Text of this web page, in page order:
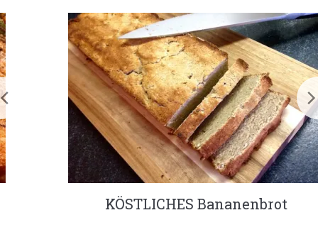
KÖSTLICHES Bananenbrot